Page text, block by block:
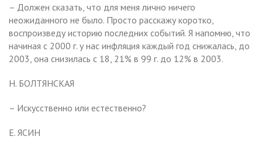
– Должен сказать, что для меня лично ничего
неожиданного не было. Просто расскажу коротко,
воспроизведу историю последних событий. Я напомню, что
начиная с 2000 г. у нас инфляция каждый год снижалась, до
2003, она снизилась с 18, 21% в 99 г. до 12% в 2003.
Н. БОЛТЯНСКАЯ
– Искусственно или естественно?
Е. ЯСИН